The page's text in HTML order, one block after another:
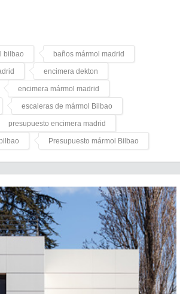
bilbao baños mármol madrid
encimera dekton
encimera mármol madrid
escaleras de mármol Bilbao
presupuesto encimera madrid
Presupuesto mármol Bilbao